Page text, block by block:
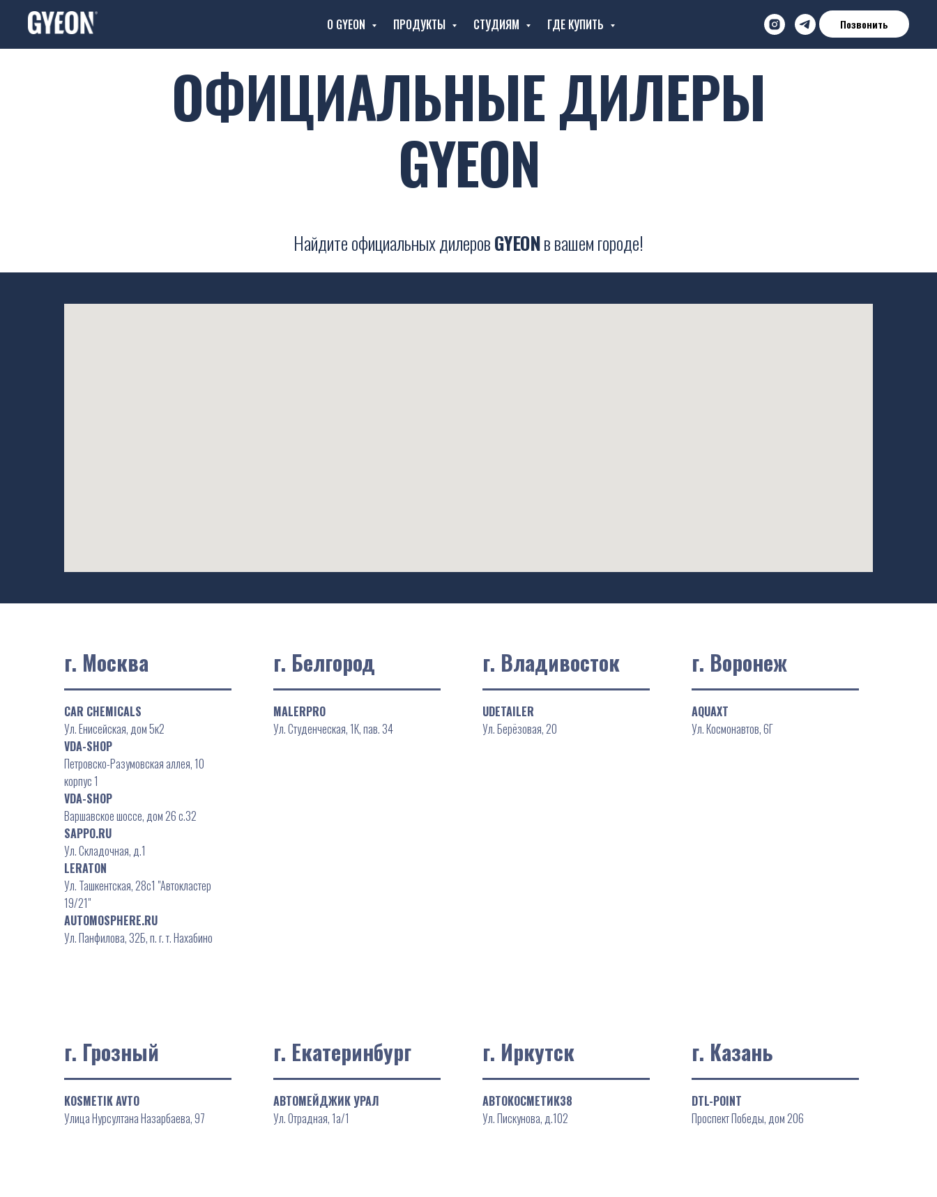
О GYEON ПРОДУКТЫ СТУДИЯМ ГДЕ КУПИТЬ Позвонить
ОФИЦИАЛЬНЫЕ ДИЛЕРЫ
GYEON
Найдите официальных дилеровGYEONв вашем городе!
г. Москва
CAR CHEMICALS
Ул. Енисейская, дом 5к2
VDA-SHOP
Петровско-Разумовская аллея, 10
корпус 1
VDA-SHOP
Варшавское шоссе, дом 26 с.32
SAPPO.RU
Ул. Складочная, д.1
LERATON
Ул. Ташкентская, 28с1 "Автокластер
19/21"
AUTOMOSPHERE.RU
Ул. Панфилова, 32Б, п. г. т. Нахабино
г. Белгород
MALERPRO
Ул. Студенческая, 1К, пав. 34
г. Владивосток
UDETAILER
Ул. Берёзовая, 20
г. Воронеж
AQUAXT
Ул. Космонавтов, 6Г
г. Грозный
KOSMETIK AVTO
Улица Нурсултана Назарбаева, 97
г. Екатеринбург
АВТОМЕЙДЖИК УРАЛ
Ул. Отрадная, 1а/1
г. Иркутск
АВТОКОСМЕТИК38
Ул. Пискунова, д.102
г. Казань
DTL-POINT
Проспект Победы, дом 206